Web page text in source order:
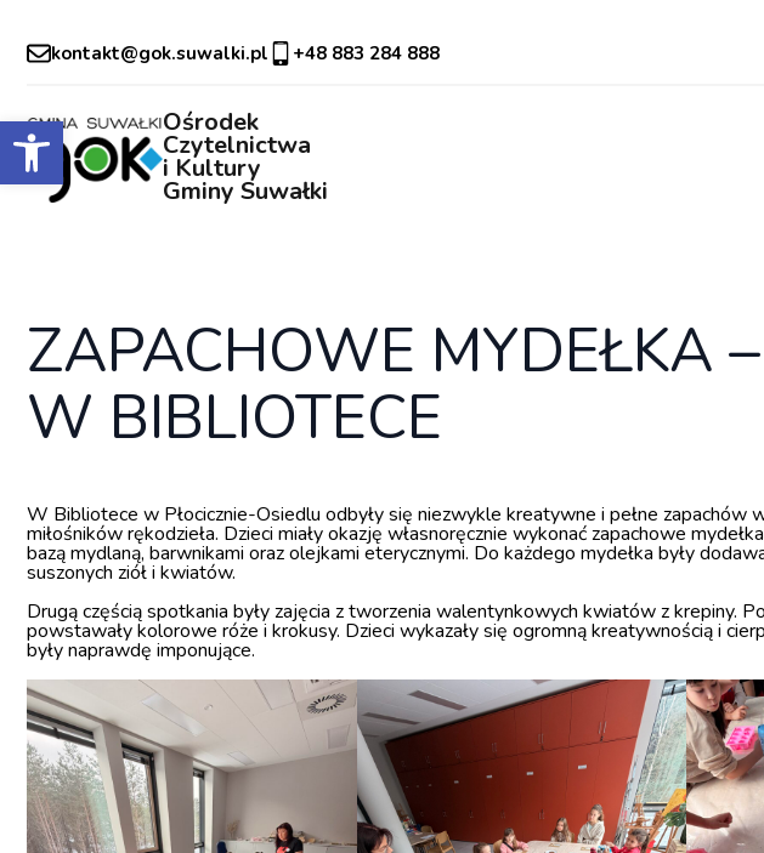
Otwórz pasek narzędzi
kontakt@gok.suwalki.pl +48 883 284 888
Ośrodek
Czytelnictwa
i Kultury
Gminy Suwałki
ZAPACHOWE MYDEŁKA
W BIBLIOTECE
W Bibliotece w Płocicznie-Osiedlu odbyły się niezwykle kreatywne i pełne zapachów
miłośników rękodzieła. Dzieci miały okazję własnoręcznie wykonać zapachowe
bazą mydlaną, barwnikami oraz olejkami eterycznymi. Do każdego mydełka były
suszonych ziół i kwiatów.
Drugą częścią spotkania były zajęcia z tworzenia walentynkowych kwiatów z krepiny.
powstawały kolorowe róże i krokusy. Dzieci wykazały się ogromną kreatywnością i
były naprawdę imponujące.